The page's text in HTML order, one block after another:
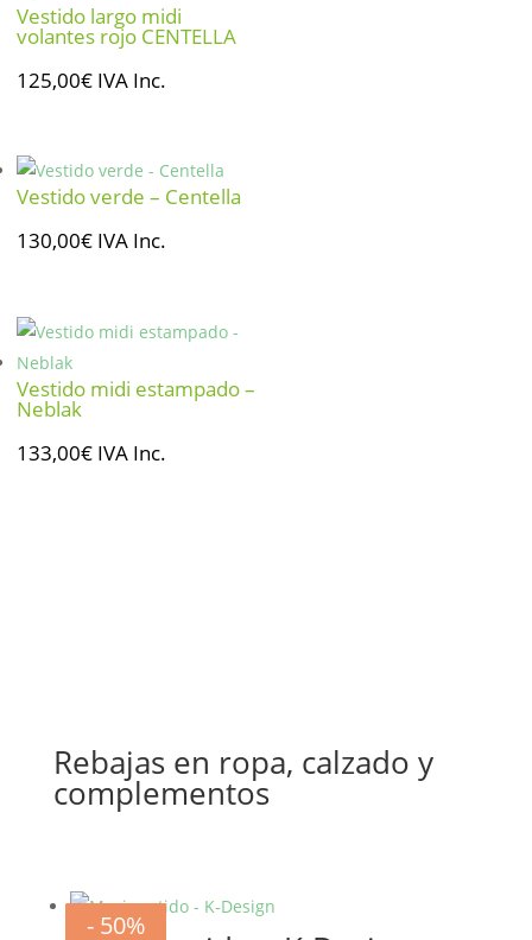
Vestido largo midi
volantes rojo CENTELLA
125,00€ IVA Inc.
Vestido verde – Centella
130,00€ IVA Inc.
Vestido midi estampado –
Neblak
133,00€ IVA Inc.
Rebajas en ropa, calzado y
complementos
- 20%
- 20%
- 20%
- 20%
- 20%
- 20%
- 50%
- 50%